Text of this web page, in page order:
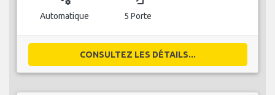
Automatique 5 Porte
CONSULTEZ LES DÉTAILS...